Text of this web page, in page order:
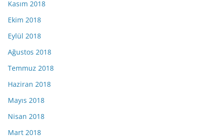
Kasım 2018
Ekim 2018
Eylül 2018
Ağustos 2018
Temmuz 2018
Haziran 2018
Mayıs 2018
Nisan 2018
Mart 2018